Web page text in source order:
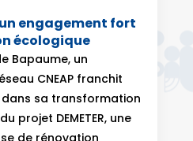
un engagement fort
écologique
Bapaume, un
CNEAP franchit
sa transformation
projet DEMETER, une